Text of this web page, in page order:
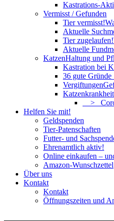
Kastrations-
Vermisst / Gefunden
Tier vermisst!
Aktuelle
Tier zugelaufen!
Aktuelle
KatzenHaltung und
Kastration bei
36 gute
Vergiftungen
>
Helfen Sie mit!
Geldspenden
Tier-Patenschaften
Futter- und
Ehrenamtlich aktiv!
Online einkaufen –
Amazon-Wunschzettel
Über uns
Kontakt
Kontakt
Öffnungszeiten und